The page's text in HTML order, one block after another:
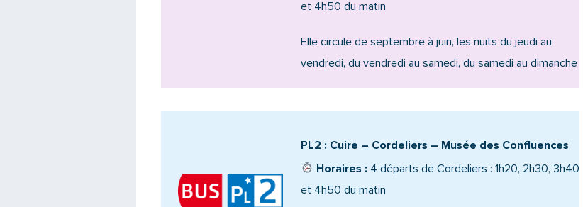
et 4h50 du matin
Elle circule de septembre à juin, les nuits du jeudi au
vendredi, du vendredi au samedi, du samedi au dimanche
PL2 : Cuire – Cordeliers – Musée des Confluences
Horaires : 4 départs de Cordeliers : 1h20, 2h30, 3h40
et 4h50 du matin